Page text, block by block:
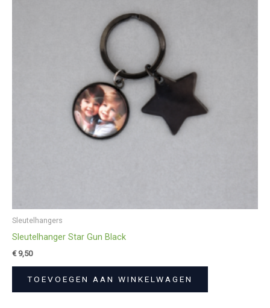
Sleutelhangers
Sleutelhanger Star Gun Black
€9,50
TOEVOEGEN AAN WINKELWAGEN